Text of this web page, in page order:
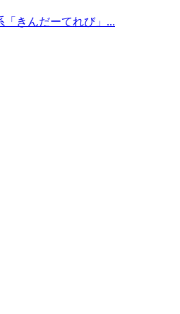
「きんだーてれび」...